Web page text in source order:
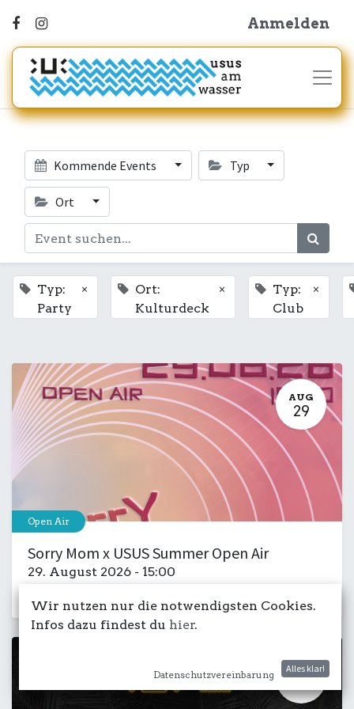
Anmelden
Kommende Events Typ
Ort
Typ:
Party
×
Ort:
Kulturdeck
×
Typ:
Club
×
AUG
29
Open Air
Sorry Mom x USUS Summer Open Air
29. August 2026 - 15:00
AUG
Wir nutzen nur die notwendigsten Cookies.
Infos dazu findest du hier.
Datenschutzvereinbarung
Alles klar!